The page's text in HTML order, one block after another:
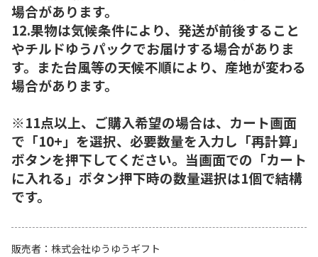
場合があります。
12.果物は気候条件により、発送が前後すること
やチルドゆうパックでお届けする場合がありま
す。また台風等の天候不順により、産地が変わる
場合があります。
※11点以上、ご購入希望の場合は、カート画面
で「10+」を選択、必要数量を入力し「再計算」
ボタンを押下してください。当画面での「カート
に入れる」ボタン押下時の数量選択は1個で結構
です。
販売者
株式会社ゆうゆうギフト